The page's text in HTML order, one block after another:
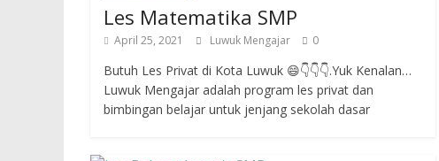
Les Matematika SMP
April 25, 2021 Luwuk Mengajar 0
Butuh Les Privat di Kota Luwuk 😄👇👇👇.Yuk Kenalan…
Luwuk Mengajar adalah program les privat dan
bimbingan belajar untuk jenjang sekolah dasar